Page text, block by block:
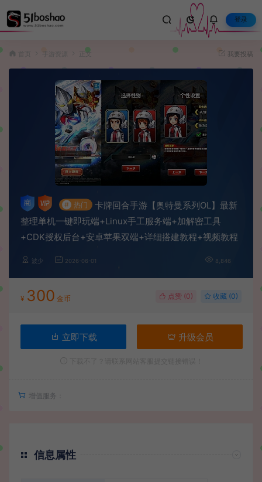
登录
手游资源 正文 我要投稿
# 热门
卡牌回合手游【奥特曼系列OL】最新
整理单机一键即玩端+Linux手工服务端+加解密工具
+CDK授权后台+安卓苹果双端+详细搭建教程+视频教程
波少 2026-06-01 8,846
¥ 300 金币 点赞 (0) 收藏 (0)
立即下载 升级会员
增值服务：
信息属性